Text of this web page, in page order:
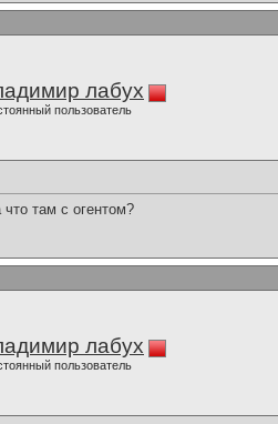
лабух
пользователь
там с огентом?
лабух
пользователь